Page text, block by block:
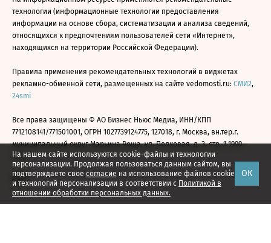
На нашем сайте используются cookie-файлы и технологии
персонализации. Продолжая пользоваться данным сайтом, вы
подтверждаете свое согласие на использование файлов cookie
и технологий персонализации в соответствии с Политикой в
отношении обработки персональных данных.
ОК
технологии (информационные технологии предоставления
информации на основе сбора, систематизации и анализа сведений,
относящихся к предпочтениям пользователей сети «Интернет»,
находящихся на территории Российской Федерации).
Правила применения рекомендательных технологий в виджетах
рекламно-обменной сети, размещенных на сайте vedomosti.ru: СМИ2,
24smi
Все права защищены © АО Бизнес Ньюс Медиа, ИНН/КПП
7712108141/771501001, ОГРН 1027739124775, 127018, г. Москва, вн.тер.г.
муниципальный округ Марьина Роща, ул. Полковая, д. 3, стр. 1 1999—
2026